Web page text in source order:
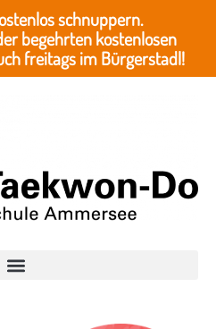
schnuppern.
begehrten kostenlosen
freitags im Bürgerstadl!